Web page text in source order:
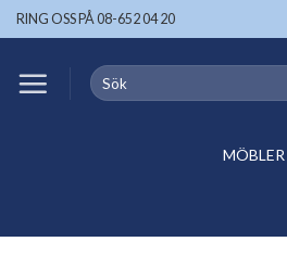
Skip
to
RING OSS PÅ 08-652 04 20
Search
for:
MÖBLER